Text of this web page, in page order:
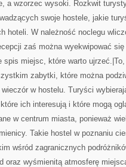
a wzorzec wysoki. Rozkwit
swoje hostele, jakie
hoteli. W należność noclegu
zaś można wyekwipować
spis miejsc, które warto
zabytki, które można
w hostelu. Turyści
ich interesują i które mogą
w centrum miasta, ponieważ
Takie hostel w poznaniu
wśród zagranicznych
oraz wyśmienitą atmosferę